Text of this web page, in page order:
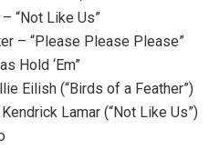
“Not Like Us”
– “Please Please Please”
Hold ‘Em”
Eilish (“Birds of a Feather”)
Lamar (“Not Like Us”)